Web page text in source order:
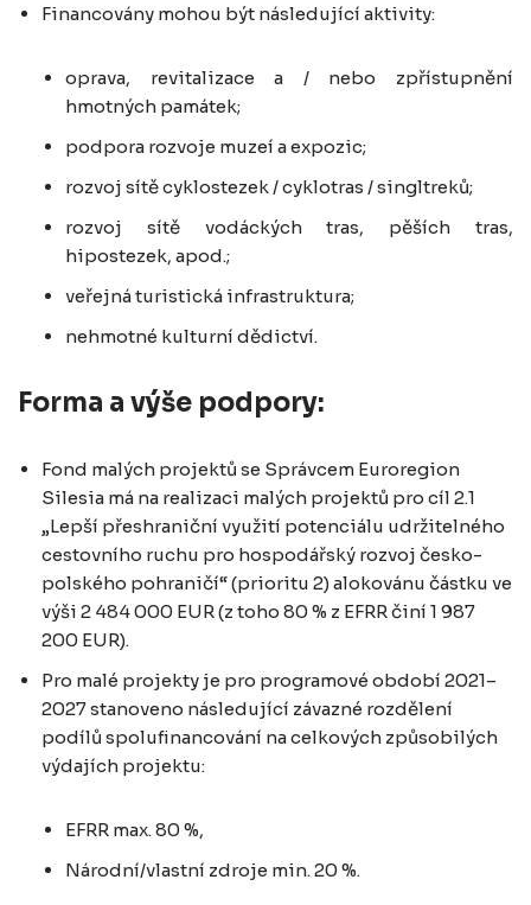
Financovány mohou být následující aktivity:
oprava, revitalizace a / nebo zpřístupnění
hmotných památek;
podpora rozvoje muzeí a expozic;
rozvoj sítě cyklostezek / cyklotras / singltreků;
rozvoj sítě vodáckých tras, pěších tras,
hipostezek, apod.;
veřejná turistická infrastruktura;
nehmotné kulturní dědictví.
Forma a výše podpory:
Fond malých projektů se Správcem Euroregion
Silesia má na realizaci malých projektů pro cíl 2.1
„Lepší přeshraniční využití potenciálu udržitelného
cestovního ruchu pro hospodářský rozvoj česko-
polského pohraničí“ (prioritu 2) alokovánu částku ve
výši 2 484 000 EUR (z toho 80 % z EFRR činí 1 987
200 EUR).
Pro malé projekty je pro programové období 2021–
2027 stanoveno následující závazné rozdělení
podílů spolufinancování na celkových způsobilých
výdajích projektu:
EFRR max. 80 %,
Národní/vlastní zdroje min. 20 %.